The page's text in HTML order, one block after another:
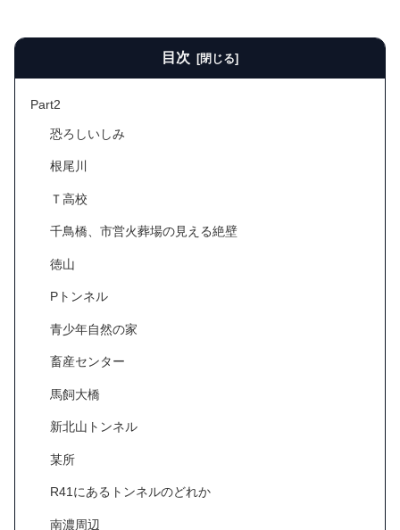
目次
Part2
恐ろしいしみ
根尾川
Ｔ高校
千鳥橋、市営火葬場の見える絶壁
徳山
Pトンネル
青少年自然の家
畜産センター
馬飼大橋
新北山トンネル
某所
R41にあるトンネルのどれか
南濃周辺